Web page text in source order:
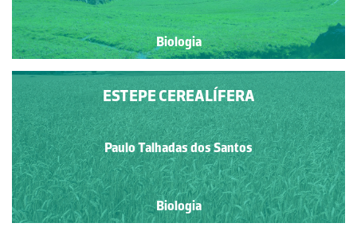
Biologia
ESTEPE CEREALÍFERA
Paulo Talhadas dos Santos
Biologia